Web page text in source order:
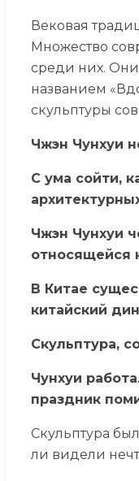
Вековая
Множество
среди них.
названием
скульптуры
Чжэн Чунхуи
С ума сойти,
Чжэн Чунхуи
относящейся
В Китае
китайский
Скульптура,
Чунхуи
праздник
Скульптура
ли видели